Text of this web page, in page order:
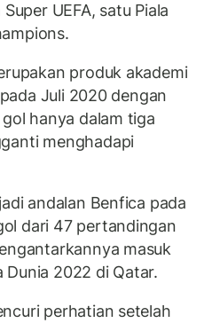
UEFA, satu Piala
produk akademi
Juli 2020 dengan
hanya dalam tiga
menghadapi
andalan Benfica pada
dari 47 pertandingan
masuk
2022 di Qatar.
perhatian setelah